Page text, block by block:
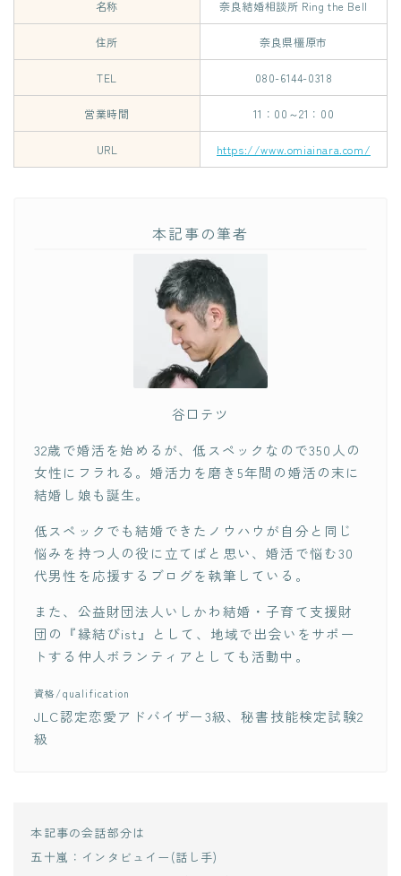
名称 奈良結婚相談所 Ring the Bell
住所 奈良県橿原市
TEL 080-6144-0318
営業時間 11：00～21：00
URL https://www.omiainara.com/
本記事の筆者
谷口テツ
32歳で婚活を始めるが、低スペックなので350人の
女性にフラれる。婚活力を磨き5年間の婚活の末に
結婚し娘も誕生。
低スペックでも結婚できたノウハウが自分と同じ
悩みを持つ人の役に立てばと思い、婚活で悩む30
代男性を応援するブログを執筆している。
また、公益財団法人いしかわ結婚・子育て支援財
団の『縁結びist』として、地域で出会いをサポー
トする仲人ボランティアとしても活動中。
資格/qualification
JLC認定恋愛アドバイザー3級、秘書技能検定試験2
級
本記事の会話部分は
五十嵐：インタビュイー(話し手)